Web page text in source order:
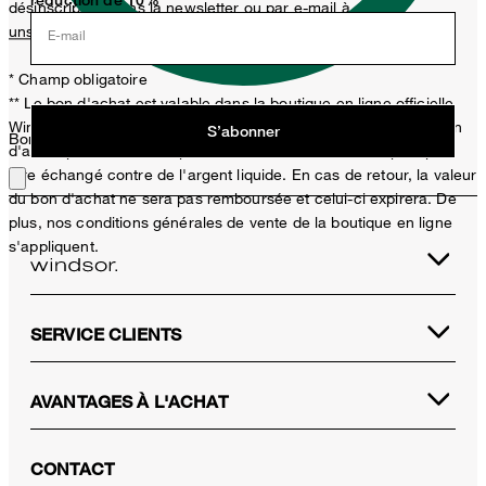
désinscription dans la newsletter ou par e-mail à
unsubscribe@windsor.de
* Champ obligatoire
** Le bon d'achat est valable dans la boutique en ligne officielle
Windsor et uniquement pour les articles non soldés. Un seul bon
d'achat peut être utilisé par achat. Ce bon d'achat ne peut pas
être échangé contre de l'argent liquide. En cas de retour, la valeur
du bon d'achat ne sera pas remboursée et celui-ci expirera. De
plus, nos conditions générales de vente de la boutique en ligne
s'appliquent.
Bon choix !
E-mail
S’abonner
SERVICE CLIENTS
AVANTAGES À L'ACHAT
CONTACT